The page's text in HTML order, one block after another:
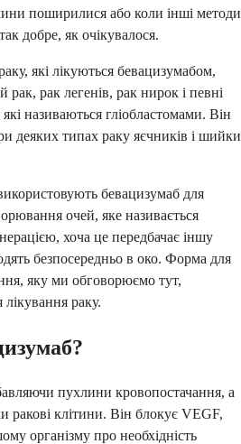
поширилися або коли інші методи
добре, як очікувалося.
які лікуються бевацизумабом,
рак легенів, рак нирок і певні
називаються гліобластомами. Він
деяких типах раку яєчників і шийки
бевацизумаб для
очей, яке називається
хоча це передбачає іншу
безпосередньо в око. Форма для
яку ми обговорюємо тут,
раку.
пухлини кровопостачання, а
ракові клітини. Він блокує VEGF,
організму про необхідність